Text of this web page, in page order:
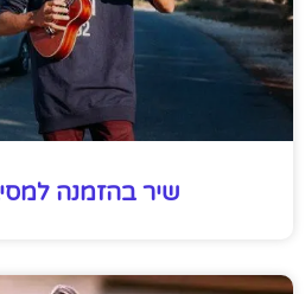
שיר בהזמנה